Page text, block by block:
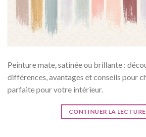
Peinture mate, satinée ou brillante :
différences, avantages et conseils pour
parfaite pour votre intérieur.
CONTINUER LA LECTURE